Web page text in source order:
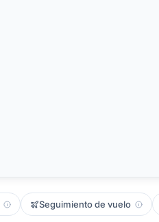
Seguimiento de vuelo